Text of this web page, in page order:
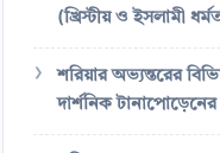
(খ্রিস্টীয় ও ইসলামী
শরিয়ার অভ্যন্তরের
দার্শনিক টানাপোড়েনের